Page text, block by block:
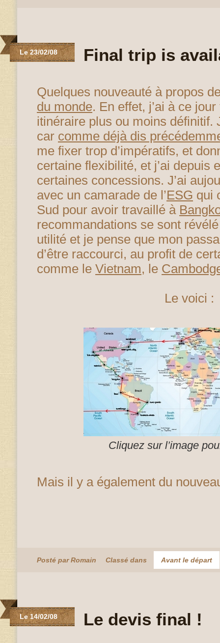
Le 23/02/08 Final trip is
Quelques nouveauté à propos
du monde. En effet, j’ai à ce
itinéraire plus ou moins définitif.
car comme déjà dis
me fixer trop d’impératifs, et
certaine flexibilité, et j’ai depuis
certaines concessions. J’ai
avec un camarade de l’ESG qui
Sud pour avoir travaillé à
recommandations se sont
utilité et je pense que mon
d’être raccourci, au profit de
comme le Vietnam, le
Le voici :
Cliquez sur l’image
Mais il y a également du
Posté par Romain Classé dans Avant le départ
Le 14/02/08 Le devis final !